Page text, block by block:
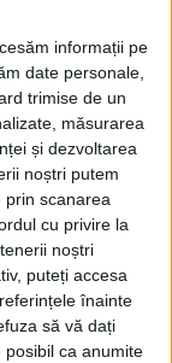
informații pe
date personale,
trimise de un
măsurarea
și dezvoltarea
noștri putem
prin scanarea
cu privire la
noștri
puteți accesa
înainte
să vă dați
ca anumite
.